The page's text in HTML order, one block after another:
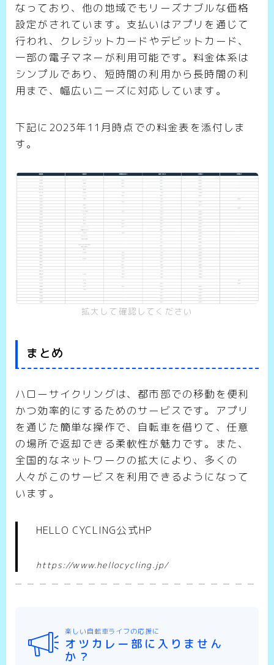
なっており、他の地域でもリーズナブルな価格
設定がされています。支払いはアプリを通じて
行われ、クレジットカードやデビットカード、
一部の電子マネーが利用可能です。料金体系は
シンプルであり、短時間の利用から長時間の利
用まで、幅広いニーズに対応しています。
下記に2023年11月時点での料金表を添付しま
す。
拡大して確認してください
まとめ
ハローサイクリングは、都市部での移動を便利
かつ効率的にするためのサービスです。アプリ
を通じた簡単な操作で、自転車を借りて、任意
の場所で返却できる柔軟性が魅力です。また、
全国的なネットワークの拡大により、多くの
人々がこのサービスを利用できるようになって
います。
HELLO CYCLING公式HP
https://www.hellocycling.jp/
楽しい自転車ライフの応援に
オツカレー部に入りません
か？